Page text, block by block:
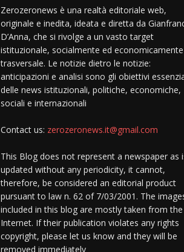
Zerozeronews è una realtà editoriale web,
originale e inedita, ideata e diretta da
D’Anna, che si rivolge a un vasto target
istituzionale, socialmente ed economicamente
trasversale. Le notizie dietro le notizie:
anticipazioni e analisi sono gli obiettivi
delle news istituzionali, politiche, economiche,
sociali e internazionali
Contact us: zerozeronews.it@gmail.com
This Blog does not represent a newspaper as
updated without any periodicity, it cannot,
therefore, be considered an editorial product
pursuant to law n. 62 of 7/03/2001. The
included in this blog are mostly taken from the
Internet. If their publication violates any rights
copyright, please let us know and they will be
removed immediately